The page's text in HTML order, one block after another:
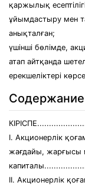
қаржылық
ұйымдастыру мен
анықталған;
үшінші бөлімде,
атап айтқанда
ерекшеліктері
Содержание
І. Акционерлік
жағдайы, жарғысы
ІІ. Акционерлік